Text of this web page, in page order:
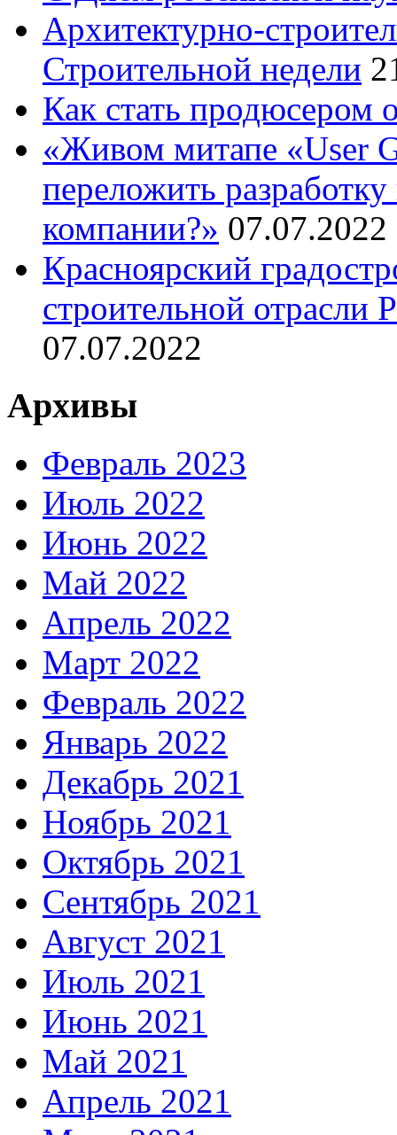
Архитектурно-
Строительной недели
Как стать продюсером
«Живом митапе «User
переложить
компании?» 07.07.2022
Красноярский
строительной отрасли
07.07.2022
Архивы
Февраль 2023
Июль 2022
Июнь 2022
Май 2022
Апрель 2022
Март 2022
Февраль 2022
Январь 2022
Декабрь 2021
Ноябрь 2021
Октябрь 2021
Сентябрь 2021
Август 2021
Июль 2021
Июнь 2021
Май 2021
Апрель 2021